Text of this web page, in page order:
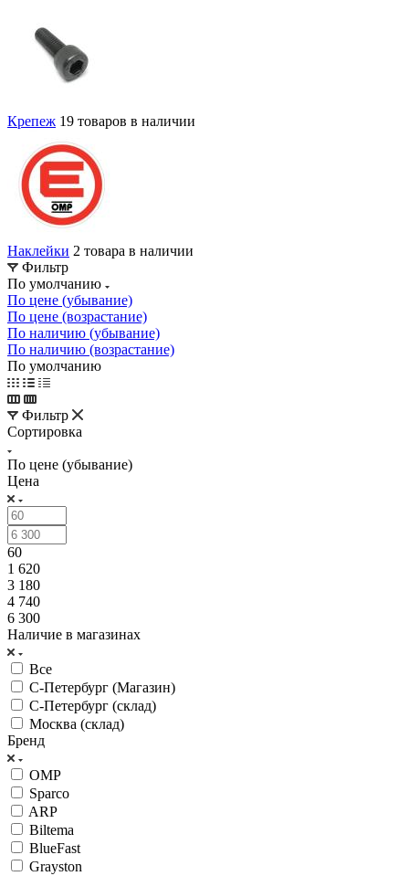
Крепеж 19 товаров в наличии
Наклейки 2 товара в наличии
Фильтр
По умолчанию
По цене (убывание)
По цене (возрастание)
По наличию (убывание)
По наличию (возрастание)
По умолчанию
Фильтр
Сортировка
По цене (убывание)
Цена
60
1 620
3 180
4 740
6 300
Наличие в магазинах
Все
С-Петербург (Магазин)
С-Петербург (склад)
Москва (склад)
Бренд
OMP
Sparco
ARP
Biltema
BlueFast
Grayston